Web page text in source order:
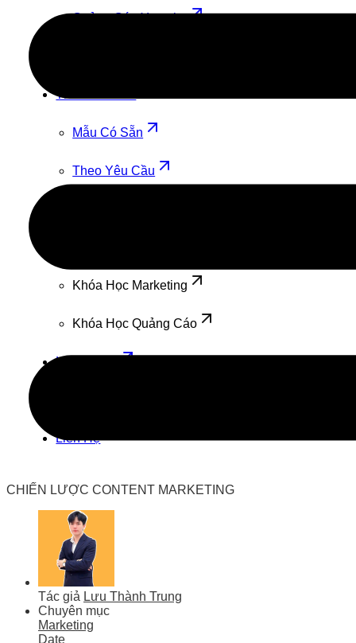
Quảng Cáo Youtube
Thiết Kế Web
Mẫu Có Sẵn
Theo Yêu Cầu
Khóa Học Marketing
Khóa Học Quảng Cáo
Kiến Thức
Liên Hệ
CHIẾN LƯỢC CONTENT MARKETING
Tác giả Lưu Thành Trung
Chuyên mục
Marketing
Date